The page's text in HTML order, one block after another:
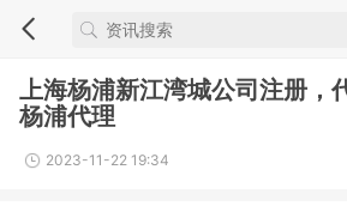
上海杨浦新江湾城公司注册，
杨浦代理
2023-11-22 19:34